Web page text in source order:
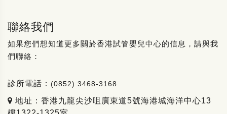
聯絡我們
如果您們想知道更多關於香港試管嬰兒中心的信息，請與我
們聯絡：
診所電話： (0852) 3468-3168
地址：香港九龍尖沙咀廣東道5號海港城海洋中心13